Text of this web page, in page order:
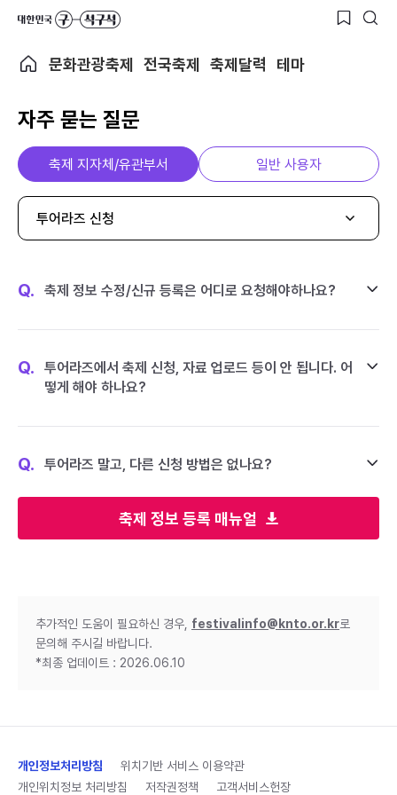
문화관광축제 전국축제 축제달력 테마
자주 묻는 질문
축제 정보 등록 매뉴얼
축제 지자체/유관부서 일반 사용자
투어라즈 신청
Q. 축제 정보 수정/신규 등록은 어디로 요청해야하나요?
Q.
투어라즈에서 축제 신청, 자료 업로드 등이 안 됩니다. 어
떻게 해야 하나요?
Q. 투어라즈 말고, 다른 신청 방법은 없나요?
추가적인 도움이 필요하신 경우, festivalinfo@knto.or.kr로
문의해 주시길 바랍니다.
*최종 업데이트 : 2026.06.10
개인정보처리방침
위치기반 서비스 이용약관
개인위치정보 처리방침
저작권정책 고객서비스헌장